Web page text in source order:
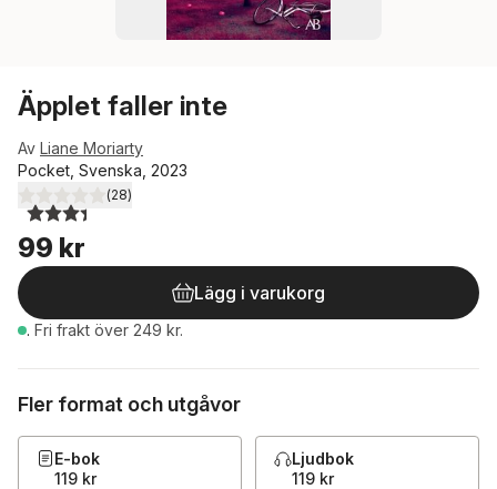
Äpplet faller inte
Av Liane Moriarty
Pocket, Svenska, 2023
3,4utav 5 stjärnor. Totalt antal röster:
(28)
99 kr
Lägg i varukorg
. Fri frakt över 249 kr.
Fler format och utgåvor
E-bok
119 kr
Ljudbok
119 kr